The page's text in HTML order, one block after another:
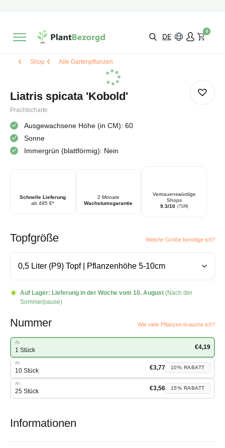
Wähle selbst
DE
0
Shop Alle Gartenpflanzen
Liatris spicata 'Kobold'
Prachtscharte
Ausgewachsene Höhe (in CM): 60
Sonne
Immergrün (blattförmig): Nein
Schnelle Lieferung
ab 495 €*
2 Monate
Wachstumsgarantie
Vertrauenswürdige
Shops
9.3/10 (7128)
Topfgröße Welche Größe benötige ich?
Auf Lager: Lieferung in der Woche vom 10. August (Nach der
Sommerpause)
Nummer Wie viele Pflanzen brauche ich?
Ab
1 Stück €4,19
Ab
10 Stück €3,77 10% RABATT
Ab
25 Stück €3,56 15% RABATT
Informationen